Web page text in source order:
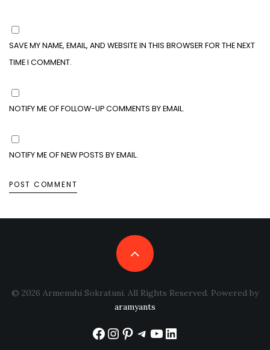
SAVE MY NAME, EMAIL, AND WEBSITE IN THIS BROWSER FOR THE NEXT
TIME I COMMENT.
NOTIFY ME OF FOLLOW-UP COMMENTS BY EMAIL.
NOTIFY ME OF NEW POSTS BY EMAIL.
© 2026 Armenuhi Sokratuni. All Rights Reserved. Powered by
aramyants
Facebook
Instagram
Pinterest
Telegram
YouTube
LinkedIn